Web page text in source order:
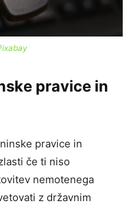
pravice in
pravice in
če ti niso
nemotenega
z državnim